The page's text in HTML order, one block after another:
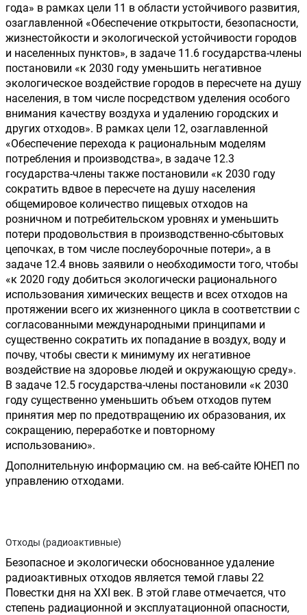
года» в рамках цели 11 в области устойчивого развития,
озаглавленной «Обеспечение открытости, безопасности,
жизнестойкости и экологической устойчивости городов
и населенных пунктов», в задаче 11.6 государства-члены
постановили «к 2030 году уменьшить негативное
экологическое воздействие городов в пересчете на душу
населения, в том числе посредством уделения особого
внимания качеству воздуха и удалению городских и
других отходов». В рамках цели 12, озаглавленной
«Обеспечение перехода к рациональным моделям
потребления и производства», в задаче 12.3
государства-члены также постановили «к 2030 году
сократить вдвое в пересчете на душу населения
общемировое количество пищевых отходов на
розничном и потребительском уровнях и уменьшить
потери продовольствия в производственно-сбытовых
цепочках, в том числе послеуборочные потери», а в
задаче 12.4 вновь заявили о необходимости того, чтобы
«к 2020 году добиться экологически рационального
использования химических веществ и всех отходов на
протяжении всего их жизненного цикла в соответствии с
согласованными международными принципами и
существенно сократить их попадание в воздух, воду и
почву, чтобы свести к минимуму их негативное
воздействие на здоровье людей и окружающую среду».
В задаче 12.5 государства-члены постановили «к 2030
году существенно уменьшить объем отходов путем
принятия мер по предотвращению их образования, их
сокращению, переработке и повторному
использованию».
Дополнительную информацию см. на веб-сайте ЮНЕП по
управлению отходами.
Отходы (радиоактивные)
Безопасное и экологически обоснованное удаление
радиоактивных отходов является темой главы 22
Повестки дня на XXI век. В этой главе отмечается, что
степень радиационной и эксплуатационной опасности,